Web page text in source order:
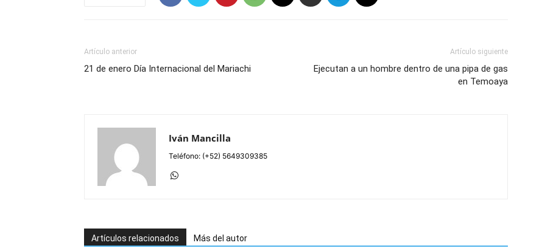
Artículo anterior
21 de enero Día Internacional del Mariachi
Artículo siguiente
Ejecutan a un hombre dentro de una pipa de gas
en Temoaya
Iván Mancilla
Teléfono: (+52) 5649309385
Artículos relacionados Más del autor